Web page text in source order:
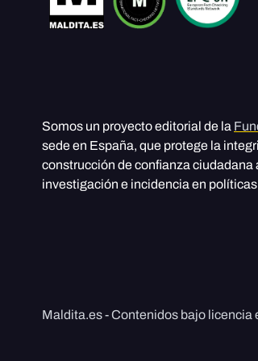
Somos un proyecto editorial de la
sede en España, que protege la
construcción de confianza
investigación e incidencia en
Maldita.es - Contenidos bajo licencia